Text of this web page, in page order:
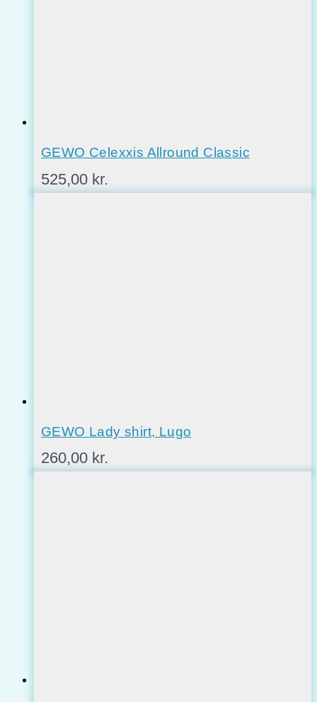
GEWO Celexxis Allround Classic
525,00 kr.
GEWO Lady shirt, Lugo
260,00 kr.